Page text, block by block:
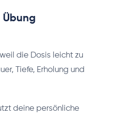
Übung
die Dosis leicht zu
Tiefe, Erholung und
deine persönliche